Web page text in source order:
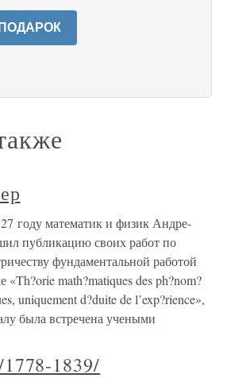
году математик и физик Андре-
публикацию своих работ по
фундаментальной работой
«Th?orie math?matiques des ph?nom?
uniquement d?duite de l’exp?rience»,
была встречена учеными
1839/